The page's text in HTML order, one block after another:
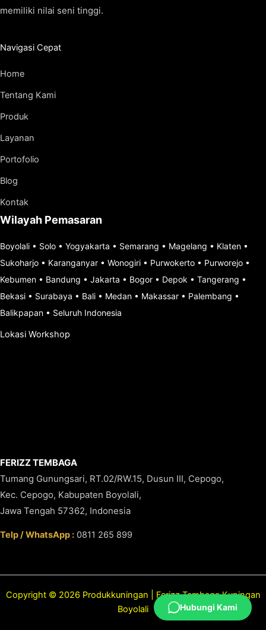
memiliki nilai seni tinggi.
Navigasi Cepat
Home
Tentang Kami
Produk
Layanan
Portofolio
Blog
Kontak
Wilayah Pemasaran
Boyolali • Solo • Yogyakarta • Semarang • Magelang • Klaten •
Sukoharjo • Karanganyar • Wonogiri • Purwokerto • Purworejo •
Kebumen • Bandung • Jakarta • Bogor • Depok • Tangerang •
Bekasi • Surabaya • Bali • Medan • Makassar • Palembang •
Balikpapan • Seluruh Indonesia
Lokasi Workshop
FERIZZ TEMBAGA
Tumang Gunungsari, RT.02/RW.15, Dusun III, Cepogo,
Kec. Cepogo, Kabupaten Boyolali,
Jawa Tengah 57362, Indonesia
Telp / WhatsApp : 0811 265 899
Copyright © 2026 Produkkuningan | Ferizz Tembaga Kuningan
Boyolali
Hubungi Kami